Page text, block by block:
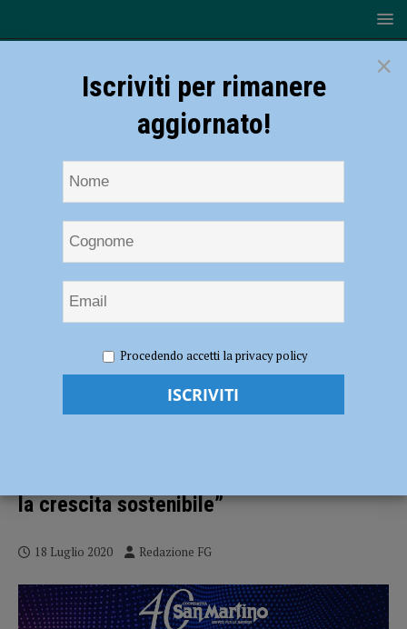
Piacenza: “Costruire insieme alle comunità locali una ripartenza che
metta al centro il lavoro e la crescita sostenibile”
La Giunta regionale a Piacenza: “Costruire
la crescita sostenibile”
18 Luglio 2020 Redazione FG
×
Iscriviti per rimanere
aggiornato!
Procedendo accetti la privacy policy